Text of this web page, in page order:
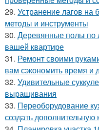
29. Устранение лагов
методы и инструменты
30. Деревянные полы по
вашей квартире
31. Ремонт своими
вам сэкономить время и
32. Удивительные
выращивания
33. Переоборудование
создать дополнительную